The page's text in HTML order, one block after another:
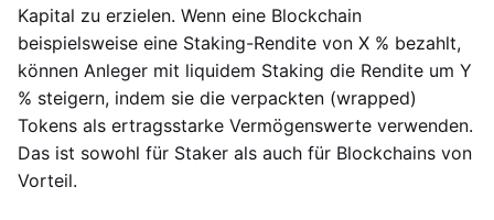
Kapital zu erzielen. Wenn eine Blockchain
beispielsweise eine Staking-Rendite von X % bezahlt,
können Anleger mit liquidem Staking die Rendite um Y
% steigern, indem sie die verpackten (wrapped)
Tokens als ertragsstarke Vermögenswerte verwenden.
Das ist sowohl für Staker als auch für Blockchains von
Vorteil.